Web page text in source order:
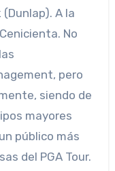
A la
No
pero
siendo de
mayores
público más
del PGA Tour.